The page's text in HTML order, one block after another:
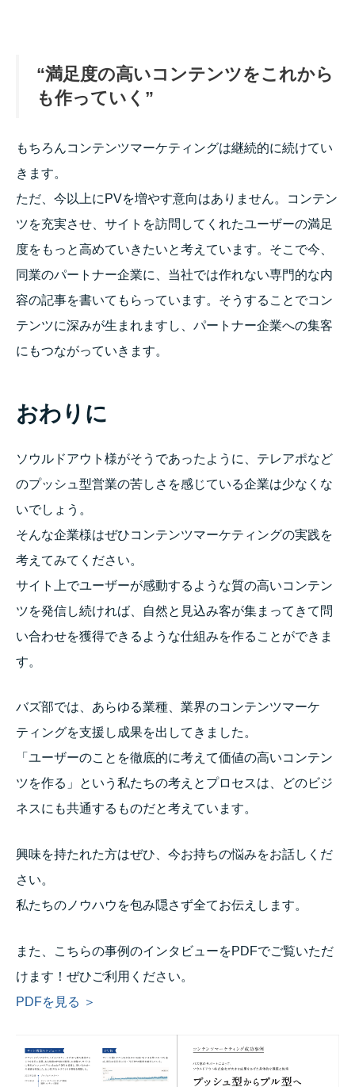
“満足度の高いコンテンツをこれから
も作っていく”
もちろんコンテンツマーケティングは継続的に続けてい
きます。
ただ、今以上にPVを増やす意向はありません。コンテン
ツを充実させ、サイトを訪問してくれたユーザーの満足
度をもっと高めていきたいと考えています。そこで今、
同業のパートナー企業に、当社では作れない専門的な内
容の記事を書いてもらっています。そうすることでコン
テンツに深みが生まれますし、パートナー企業への集客
にもつながっていきます。
おわりに
ソウルドアウト様がそうであったように、テレアポなど
のプッシュ型営業の苦しさを感じている企業は少なくな
いでしょう。
そんな企業様はぜひコンテンツマーケティングの実践を
考えてみてください。
サイト上でユーザーが感動するような質の高いコンテン
ツを発信し続ければ、自然と見込み客が集まってきて問
い合わせを獲得できるような仕組みを作ることができま
す。
バズ部では、あらゆる業種、業界のコンテンツマーケ
ティングを支援し成果を出してきました。
「ユーザーのことを徹底的に考えて価値の高いコンテン
ツを作る」という私たちの考えとプロセスは、どのビジ
ネスにも共通するものだと考えています。
興味を持たれた方はぜひ、今お持ちの悩みをお話しくだ
さい。
私たちのノウハウを包み隠さず全てお伝えします。
また、こちらの事例のインタビューをPDFでご覧いただ
けます！ぜひご利用ください。
PDFを見る ＞